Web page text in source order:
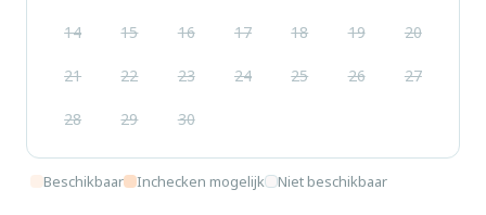
14 15 16 17 18 19 20
21 22 23 24 25 26 27
28 29 30
Beschikbaar Inchecken mogelijk Niet beschikbaar